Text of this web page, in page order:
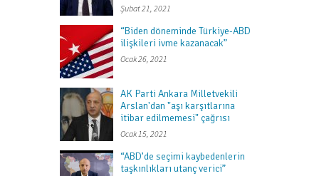
Şubat 21, 2021
“Biden döneminde Türkiye-ABD
ilişkileri ivme kazanacak”
Ocak 26, 2021
AK Parti Ankara Milletvekili
Arslan'dan "aşı karşıtlarına
itibar edilmemesi" çağrısı
Ocak 15, 2021
“ABD’de seçimi kaybedenlerin
taşkınlıkları utanç verici”